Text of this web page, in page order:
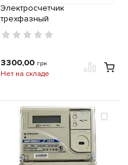
Электросчетчик
трехфазный
многотарифный CE 303-U A
S31 043 JAVZ 230В (5-10А)
3300,00 грн
Нет на складе